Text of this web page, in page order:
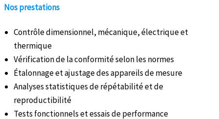
Nos prestations
Contrôle dimensionnel, mécanique, électrique et
thermique
Vérification de la conformité selon les normes
Étalonnage et ajustage des appareils de mesure
Analyses statistiques de répétabilité et de
reproductibilité
Tests fonctionnels et essais de performance